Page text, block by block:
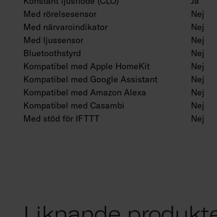
Med rörelsesensor
Nej
Med närvaroindikator
Nej
Med ljussensor
Nej
Bluetoothstyrd
Nej
Kompatibel med Apple HomeKit
Nej
Kompatibel med Google Assistant
Nej
Kompatibel med Amazon Alexa
Nej
Kompatibel med Casambi
Nej
Med stöd för IFTTT
Nej